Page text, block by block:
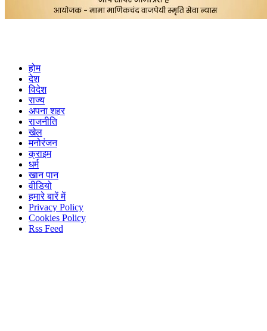
होम
देश
विदेश
राज्य
अपना शहर
राजनीति
खेल
मनोरंजन
क्राइम
धर्म
खान पान
वीडियो
हमारे बारें में
Privacy Policy
Cookies Policy
Rss Feed